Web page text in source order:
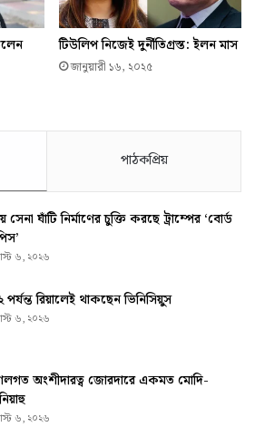
টিউলিপ নিজেই দুর্নীতিগ্রস্ত: ইলন মাস
জানুয়ারী ১৬, ২০২৫
পাঠকপ্রিয়
সেনা ঘাঁটি নির্মাণের চুক্তি করছে ট্রাম্পের ‘বোর্ড
৬, ২০২৬
পর্যন্ত রিয়ালেই থাকছেন ভিনিসিয়ুস
৬, ২০২৬
অংশীদারত্ব জোরদারে একমত মোদি-
৬, ২০২৬